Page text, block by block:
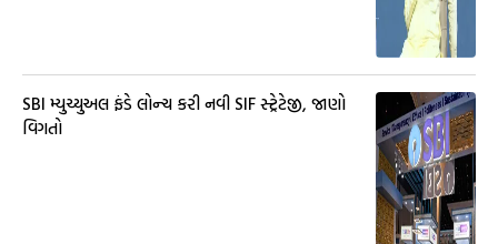
SBI મ્યુચ્યુઅલ ફંડે લોન્ચ કરી નવી SIF સ્ટ્રેટેજી, જાણો
વિગતો